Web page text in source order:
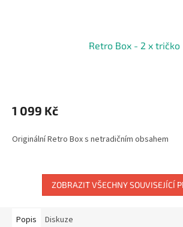
Retro Box - 2 x tričko
1 099 Kč
Originální Retro Box s netradičním obsahem
ZOBRAZIT VŠECHNY SOUVISEJÍCÍ
Popis Diskuze